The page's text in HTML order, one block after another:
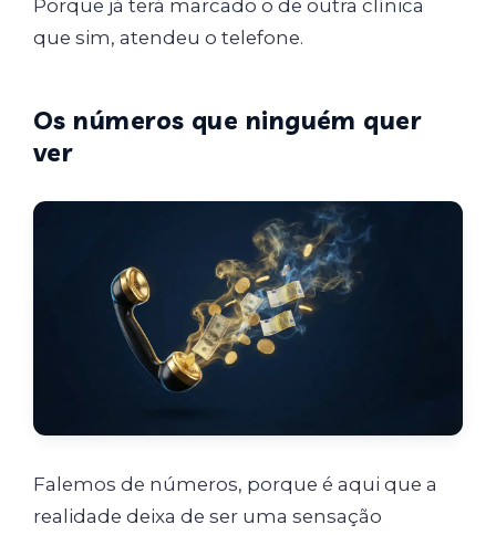
Porque já terá marcado o de outra clínica
que sim, atendeu o telefone.
Os números que ninguém quer
ver
Falemos de números, porque é aqui que a
realidade deixa de ser uma sensação